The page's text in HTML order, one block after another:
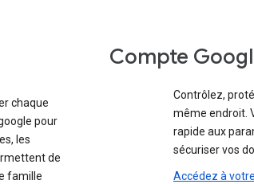
chaque
pour
les
de
famille
Compte
Contrôlez,
même endroit.
rapide aux
sécuriser vos
Accédez à